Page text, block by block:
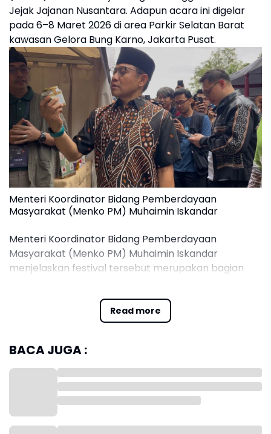
Read more
Jejak Jajanan Nusantara. Adapun acara ini digelar
pada 6–8 Maret 2026 di area Parkir Selatan Barat
kawasan Gelora Bung Karno, Jakarta Pusat.
Menteri Koordinator Bidang Pemberdayaan
Masyarakat (Menko PM) Muhaimin Iskandar
Menteri Koordinator Bidang Pemberdayaan
Masyarakat (Menko PM) Muhaimin Iskandar
menjelaskan festival tersebut merupakan bagian
yaitu membuka akses lebih luas bagi pelaku UMKM
untuk memanfaatkan fasilitas publik milik
Menurutnya, pemerintah mendorong berbagai
fasilitas strategis milik pemerintah pusat,
BACA JUGA :